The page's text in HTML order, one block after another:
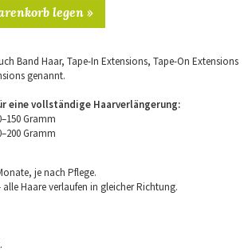
legen »
Band Haar, Tape-In Extensions, Tape-On Extensions
genannt.
eine vollständige Haarverlängerung:
Gramm
Gramm
je nach Pflege.
Haare verlaufen in gleicher Richtung.